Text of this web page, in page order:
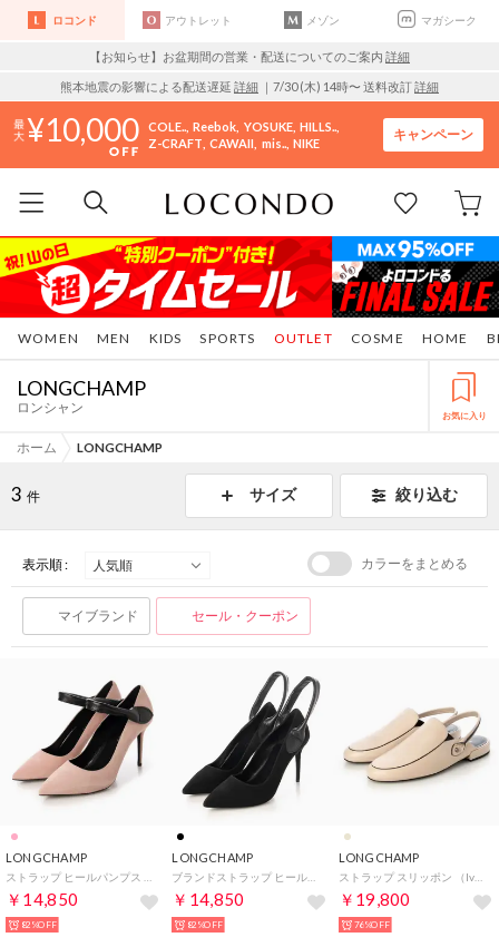
ロコンド アウトレット メゾン マガシーク
【お知らせ】お盆期間の営業・配送についてのご案内 詳細
熊本地震の影響による配送遅延 詳細 ｜7/30 (木) 14時〜 送料改訂詳細
10,000 COLE.. Reebok YOSUKE HILLS..
Z-CRAFT CAWAII mis.. NIKE
キャンペーン
WOMEN MEN KIDS SPORTS COSME HOME
OUTLET
LONGCHAMP
ロンシャン お気に入り
ホーム LONGCHAMP
3 件 サイズ 絞り込む
表示順 : カラーをまとめる
マイブランド セール・クーポン
LONGCHAMP
￥14,850
82%OFF
LONGCHAMP
￥14,850
82%OFF
LONGCHAMP
ストラップ スリッポン （Ivoire）
￥19,800
76%OFF